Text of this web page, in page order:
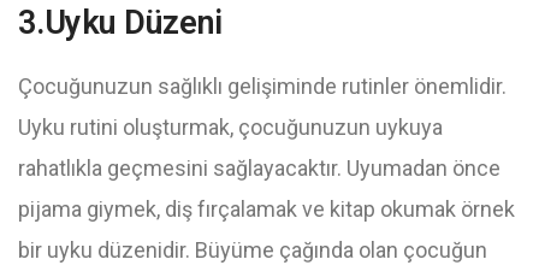
3.Uyku Düzeni
Çocuğunuzun sağlıklı gelişiminde rutinler önemlidir.
Uyku rutini oluşturmak, çocuğunuzun uykuya
rahatlıkla geçmesini sağlayacaktır. Uyumadan önce
pijama giymek, diş fırçalamak ve kitap okumak örnek
bir uyku düzenidir. Büyüme çağında olan çocuğun